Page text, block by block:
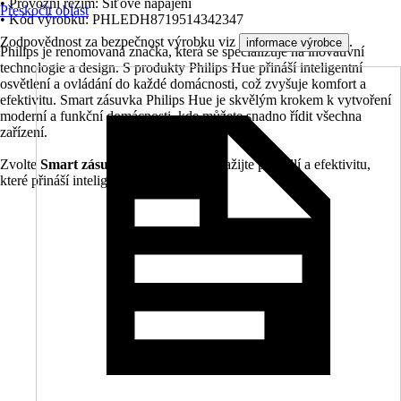
• Provozní režim: Síťové napájení
• Kód výrobku: PHLEDH8719514342347
Philips je renomovaná značka, která se specializuje na inovativní
technologie a design. S produkty Philips Hue přináší inteligentní
osvětlení a ovládání do každé domácnosti, což zvyšuje komfort a
efektivitu. Smart zásuvka Philips Hue je skvělým krokem k vytvoření
moderní a funkční domácnosti, kde můžete snadno řídit všechna
zařízení.
Zvolte Smart zásuvku Philips Hue
a zažijte pohodlí a efektivitu,
které přináší inteligentní domácnost.
Přeskočit oblast
Zodpovědnost za bezpečnost výrobku viz informace výrobce .